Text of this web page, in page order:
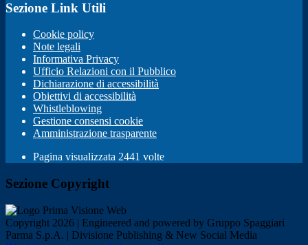
Sezione Link Utili
Cookie policy
Note legali
Informativa Privacy
Ufficio Relazioni con il Pubblico
Dichiarazione di accessibilità
Obiettivi di accessibilità
Whistleblowing
Gestione consensi cookie
Amministrazione trasparente
Pagina visualizzata 2441 volte
Sezione Copyright
Copyright 2026 | Engineered and powered by Gruppo Spaggiari
Parma S.p.A. | Divisione Publishing & New Social Media